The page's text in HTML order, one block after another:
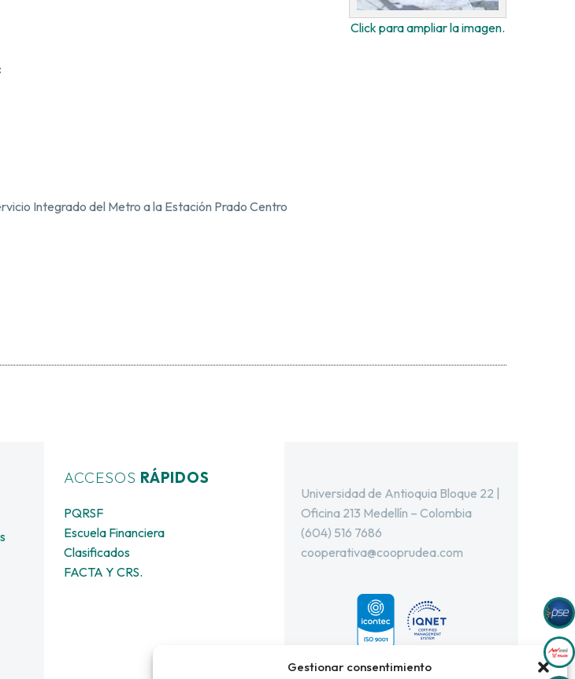
Gestionar consentimiento
Click para ampliar la imagen.
Integrado del Metro a la Estación Prado Centro
ACCESOS RÁPIDOS
PQRSF
Escuela Financiera
Clasificados
FACTA Y CRS.
Universidad de Antioquia Bloque 22 |
Oficina 213 Medellín – Colombia
(604) 516 7686
cooperativa@cooprudea.com